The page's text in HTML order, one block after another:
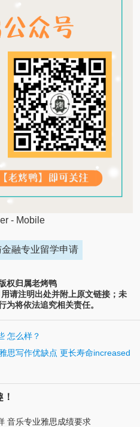
融专业留学申请
权归属老烤鸭
请注明出处并附上原文链接；未
为将依法追究相关责任。
怎么样？
思写作优缺点 更长寿命increased
音乐专业雅思成绩要求